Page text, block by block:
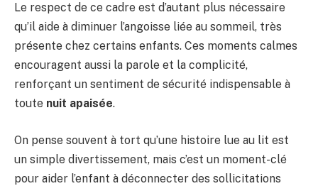
Le respect de ce cadre est d’autant plus nécessaire
qu’il aide à diminuer l’angoisse liée au sommeil, très
présente chez certains enfants. Ces moments calmes
encouragent aussi la parole et la complicité,
renforçant un sentiment de sécurité indispensable à
toute nuit apaisée.
On pense souvent à tort qu’une histoire lue au lit est
un simple divertissement, mais c’est un moment-clé
pour aider l’enfant à déconnecter des sollicitations